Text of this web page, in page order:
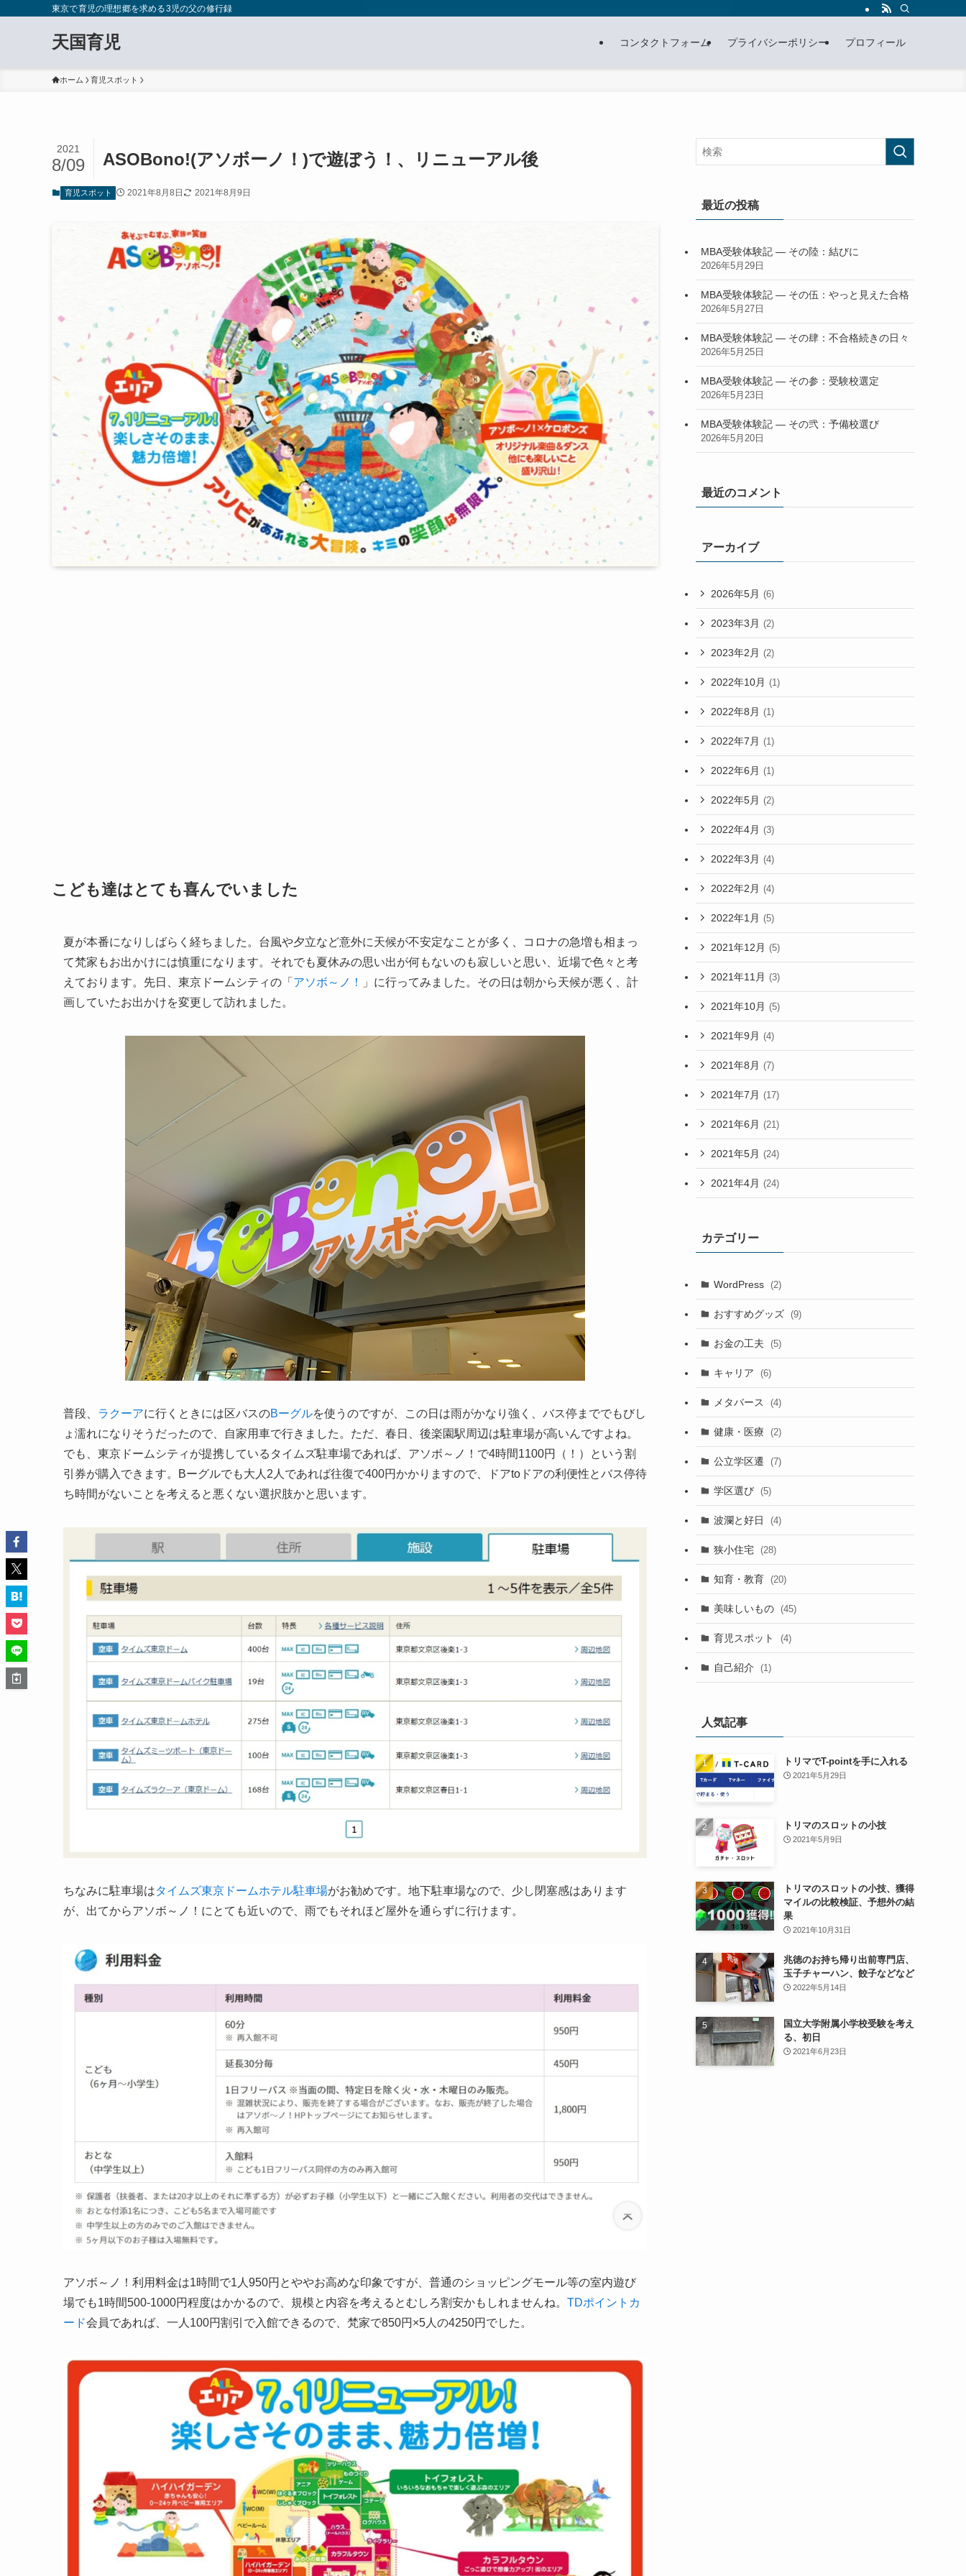
東京で育児の理想郷を求める3児の父の修行録
天国育児 コンタクトフォーム プライバシーポリシー プロフィール
ホーム 育児スポット
ASOBono!(アソボーノ！)で遊ぼう！、リニューアル後
2021
8/09
育児スポット 2021年8月8日 2021年8月9日
こども達はとても喜んでいました
夏が本番になりしばらく経ちました。台風や夕立など意外に天候が不安定なことが多く、コロナの急増も相まっ
て梵家もお出かけには慎重になります。それでも夏休みの思い出が何もないのも寂しいと思い、近場で色々と考
えております。先日、東京ドームシティの「 アソボ～ノ！
」に行ってみました。その日は朝から天候が悪く、計
画していたお出かけを変更して訪れました。
普段、 ラクーアに行くときには区バスのBーグルを使うのですが、この日は雨がかなり強く、バス停まででもびし
ょ濡れになりそうだったので、自家用車で行きました。ただ、春日、後楽園駅周辺は駐車場が高いんですよね。
でも、東京ドームシティが提携しているタイムズ駐車場であれば、アソボ～ノ！で4時間1100円（！）という割
引券が購入できます。Bーグルでも大人2人であれば往復で400円かかりますので、ドアtoドアの利便性とバス停待
ち時間がないことを考えると悪くない選択肢かと思います。
ちなみに駐車場はタイムズ東京ドームホテル駐車場がお勧めです。地下駐車場なので、少し閉塞感はあります
が、出てからアソボ～ノ！にとても近いので、雨でもそれほど屋外を通らずに行けます。
アソボ～ノ！利用料金は1時間で1人950円とややお高めな印象ですが、普通のショッピングモール等の室内遊び
場でも1時間500-1000円程度はかかるので、規模と内容を考えるとむしろ割安かもしれませんね。 TDポイントカ
ード会員であれば、一人100円割引で入館できるので、梵家で850円×5人の4250円でした。
最近の投稿
MBA受験体験記 — その陸：結びに
2026年5月29日
MBA受験体験記 — その伍：やっと見えた合格
2026年5月27日
MBA受験体験記 — その肆：不合格続きの日々
2026年5月25日
MBA受験体験記 — その参：受験校選定
2026年5月23日
MBA受験体験記 — その弐：予備校選び
2026年5月20日
最近のコメント
アーカイブ
2026年5月 (6)
2023年3月 (2)
2023年2月 (2)
2022年10月 (1)
2022年8月 (1)
2022年7月 (1)
2022年6月 (1)
2022年5月 (2)
2022年4月 (3)
2022年3月 (4)
2022年2月 (4)
2022年1月 (5)
2021年12月 (5)
2021年11月 (3)
2021年10月 (5)
2021年9月 (4)
2021年8月 (7)
2021年7月 (17)
2021年6月 (21)
2021年5月 (24)
2021年4月 (24)
カテゴリー
WordPress (2)
おすすめグッズ (9)
お金の工夫 (5)
キャリア (6)
メタバース (4)
健康・医療 (2)
公立学区遷 (7)
学区選び (5)
波瀾と好日 (4)
狭小住宅 (28)
知育・教育 (20)
美味しいもの (45)
育児スポット (4)
自己紹介 (1)
人気記事
トリマでT-pointを手に入れる
2021年5月29日
トリマのスロットの小技
2021年5月9日
トリマのスロットの小技、獲得
マイルの比較検証、予想外の結
果
2021年10月31日
兆徳のお持ち帰り出前専門店、
玉子チャーハン、餃子などなど
2022年5月14日
国立大学附属小学校受験を考え
る、初日
2021年6月23日